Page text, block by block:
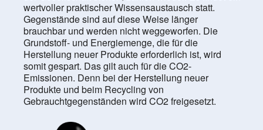
wertvoller praktischer Wissensaustausch statt.
Gegenstände sind auf diese Weise länger
brauchbar und werden nicht weggeworfen. Die
Grundstoff- und Energiemenge, die für die
Herstellung neuer Produkte erforderlich ist, wird
somit gespart. Das gilt auch für die CO2-
Emissionen. Denn bei der Herstellung neuer
Produkte und beim Recycling von
Gebrauchtgegenständen wird CO2 freigesetzt.